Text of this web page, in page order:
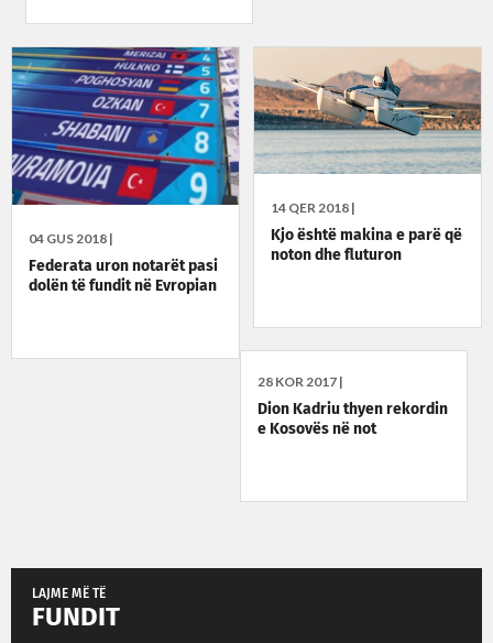
04 GUS 2018 |
Federata uron notarët pasi
dolën të fundit në Evropian
14 QER 2018 |
Kjo është makina e parë që
noton dhe fluturon
28 KOR 2017 |
Dion Kadriu thyen rekordin
e Kosovës në not
LAJME MË TË
FUNDIT